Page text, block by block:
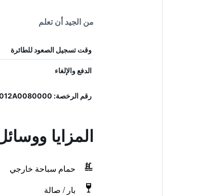
من الجيد أن تعلم
وقت تسجيل الصعود للطائرة
الدفع والإلغاء
رقم الرخصة: 0430K012A0080000
المزايا
حمام سباحة خارجي
بار / صالة